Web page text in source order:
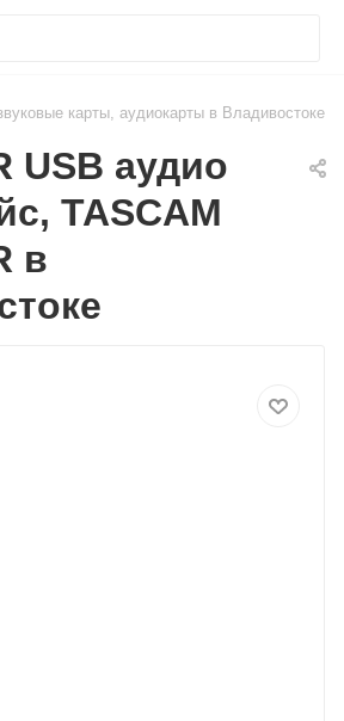
карты, аудиокарты в Владивостоке
USB аудио
TASCAM
в